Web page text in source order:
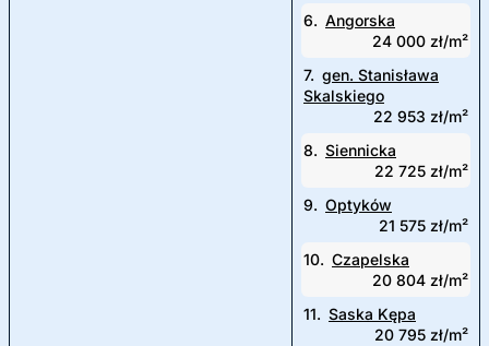
6. Angorska
24 000 zł/m²
7. gen. Stanisława
Skalskiego
22 953 zł/m²
8. Siennicka
22 725 zł/m²
9. Optyków
21 575 zł/m²
10. Czapelska
20 804 zł/m²
11. Saska Kępa
20 795 zł/m²